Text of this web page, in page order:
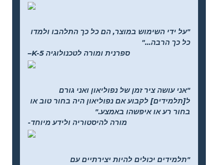
"על ידי השימוש במוצר, הם כל כך התלהבו ולמדו
כל כך הרבה..."
–K-5 ספרנית ומורה לטכנולוגיה
"אני עושה ציר זמן של נפוליאון ואני גורם
ל[תלמידים] לקבוע אם נפוליאון היה בחור טוב או
בחור רע או איפשהו באמצע."
-מורה להיסטוריה ולידע מיוחד
"תלמידים יכולים להיות יצירתיים עם